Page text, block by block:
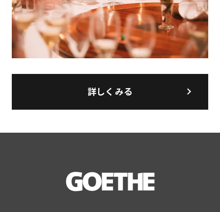
詳しくみる